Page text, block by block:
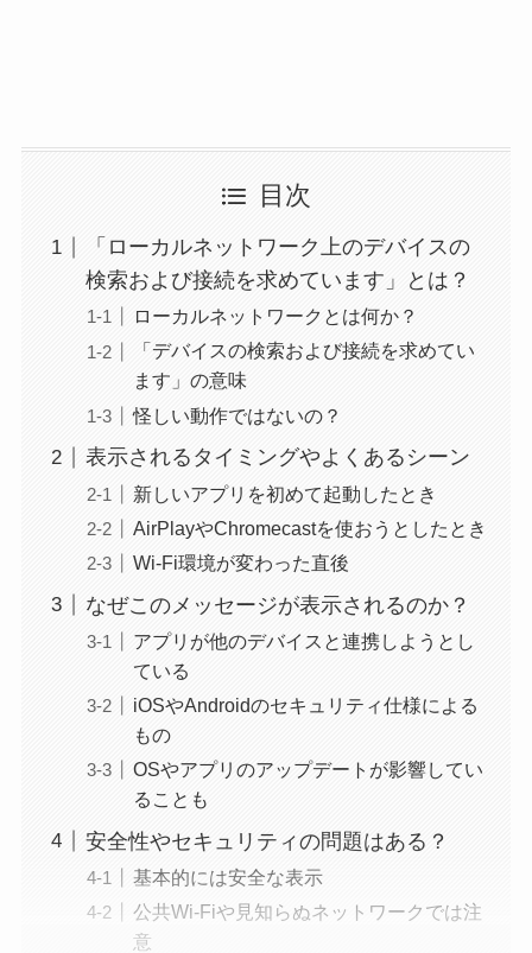
目次
「ローカルネットワーク上のデバイスの
検索および接続を求めています」とは？
ローカルネットワークとは何か？
「デバイスの検索および接続を求めてい
ます」の意味
怪しい動作ではないの？
表示されるタイミングやよくあるシーン
新しいアプリを初めて起動したとき
AirPlayやChromecastを使おうとしたとき
Wi-Fi環境が変わった直後
なぜこのメッセージが表示されるのか？
アプリが他のデバイスと連携しようとし
ている
iOSやAndroidのセキュリティ仕様による
もの
OSやアプリのアップデートが影響してい
ることも
安全性やセキュリティの問題はある？
基本的には安全な表示
公共Wi-Fiや見知らぬネットワークでは注
意